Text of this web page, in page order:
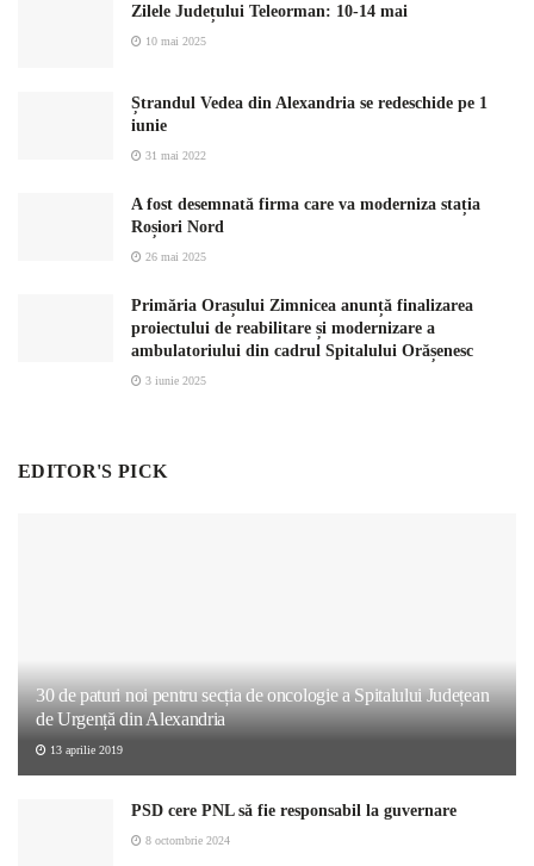
Zilele Județului Teleorman: 10-14 mai
10 mai 2025
Ștrandul Vedea din Alexandria se redeschide pe 1
iunie
31 mai 2022
A fost desemnată firma care va moderniza stația
Roșiori Nord
26 mai 2025
Primăria Orașului Zimnicea anunță finalizarea
proiectului de reabilitare și modernizare a
ambulatoriului din cadrul Spitalului Orășenesc
3 iunie 2025
EDITOR'S PICK
30 de paturi noi pentru secția de oncologie a Spitalului Județean
de Urgență din Alexandria
13 aprilie 2019
PSD cere PNL să fie responsabil la guvernare
8 octombrie 2024